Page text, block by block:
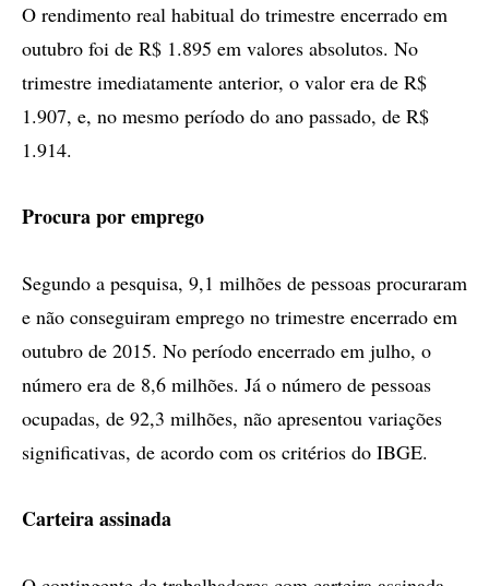
O rendimento real habitual do trimestre encerrado em
outubro foi de R$ 1.895 em valores absolutos. No
trimestre imediatamente anterior, o valor era de R$
1.907, e, no mesmo período do ano passado, de R$
1.914.
Procura por emprego
Segundo a pesquisa, 9,1 milhões de pessoas procuraram
e não conseguiram emprego no trimestre encerrado em
outubro de 2015. No período encerrado em julho, o
número era de 8,6 milhões. Já o número de pessoas
ocupadas, de 92,3 milhões, não apresentou variações
significativas, de acordo com os critérios do IBGE.
Carteira assinada